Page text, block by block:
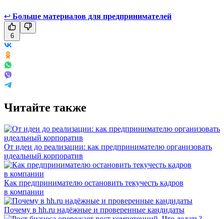
↩ Больше материалов для предпринимателей
6
Читайте также
От идеи до реализации: как предпринимателю организовать
идеальный корпоратив
Как предпринимателю остановить текучесть кадров
в компании
Почему в hh.ru надёжные и проверенные кандидаты